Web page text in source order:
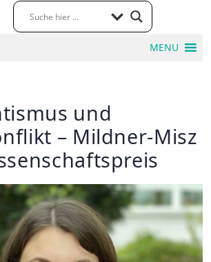
MENU
und
– Mildner-Misz